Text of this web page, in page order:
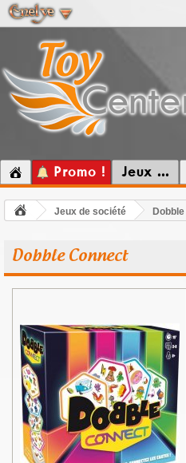
Promo ! Jeux ...
Jeux de société
Dobble Connect